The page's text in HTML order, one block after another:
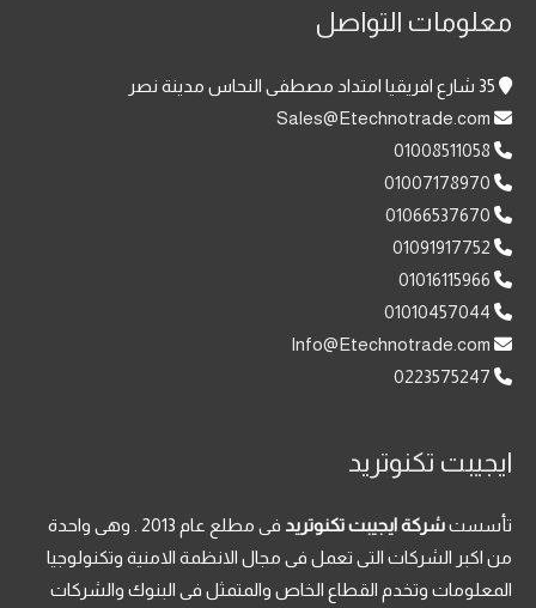
معلومات التواصل
01008511058
01007178970
01066537670
01091917752
01016115966
01010457044
0223575247
ايجيبت تكنوتريد
تأسستشركة ايجيبت تكنوتريد
فى مطلع عام 2013 . وهى واحدة
من اكبر الشركات التى تعمل فى مجال الانظمة الامنية وتكنولوجيا
المعلومات وتخدم القطاع الخاص والمتمثل فى البنوك والشركات